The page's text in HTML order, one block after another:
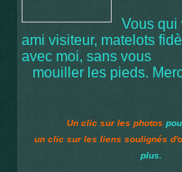
Vous qui
ami visiteur, matelots
avec moi, sans vous
mouiller les pieds.
Un clic sur les photos
un clic sur les liens soulignés
plus.